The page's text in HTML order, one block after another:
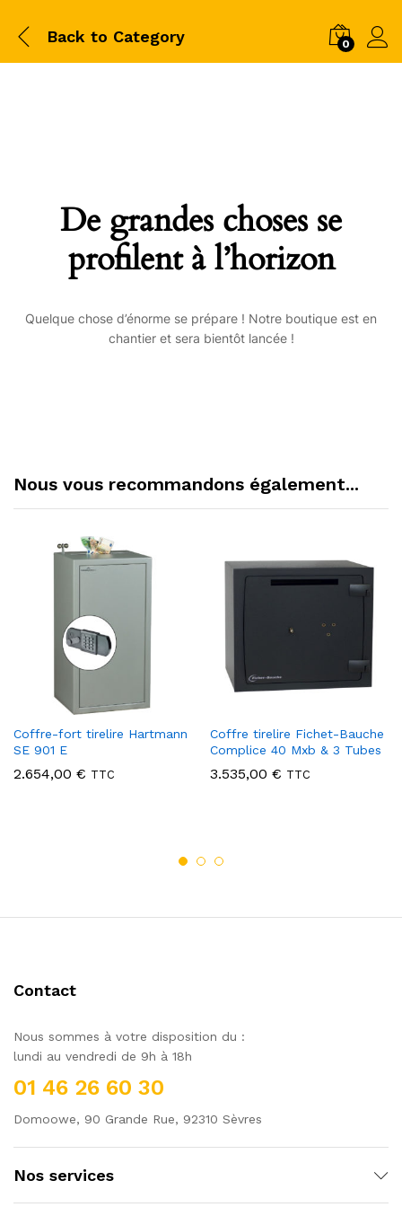
Back to Category 0
De grandes choses se
profilent à l’horizon
Quelque chose d’énorme se prépare ! Notre boutique est en
chantier et sera bientôt lancée !
Nous vous recommandons également...
Coffre-fort tirelire Hartmann
SE 901 E
2.654,00 € TTC
Coffre tirelire Fichet-Bauche
Complice 40 Mxb & 3 Tubes
3.535,00 € TTC
Contact
Nous sommes à votre disposition du :
lundi au vendredi de 9h à 18h
01 46 26 60 30
Domoowe, 90 Grande Rue, 92310 Sèvres
Nos services